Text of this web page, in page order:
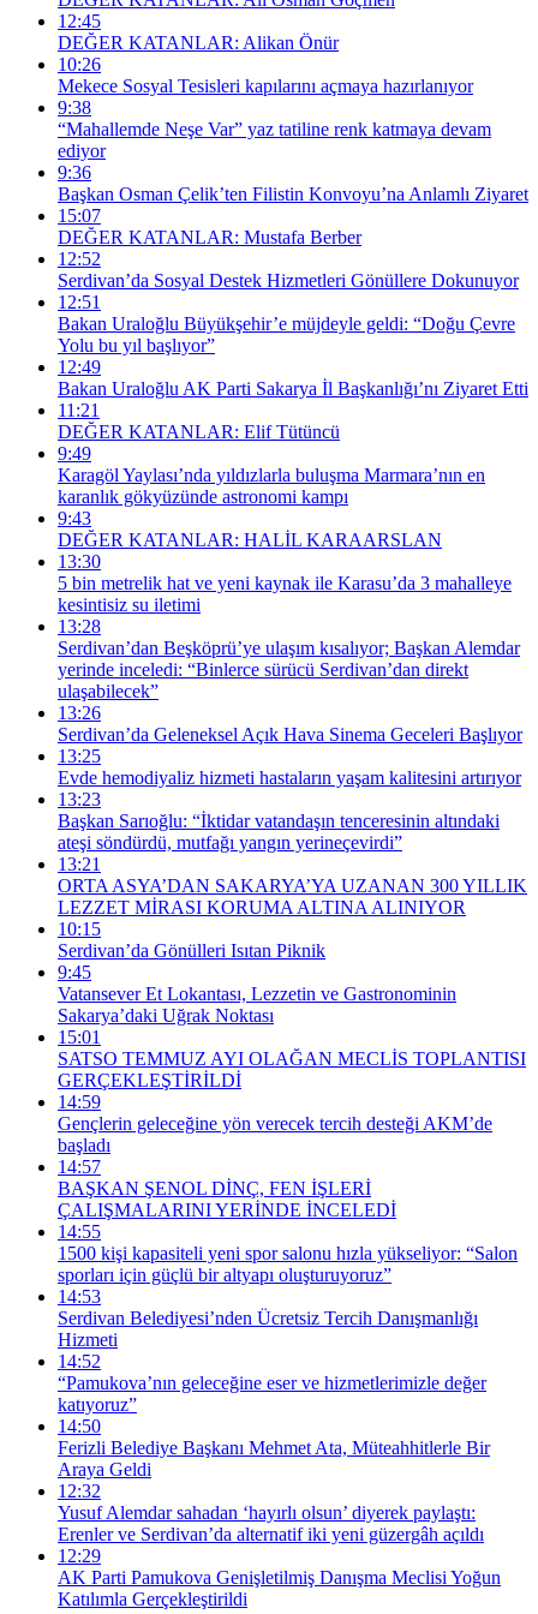
12:45
DEĞER KATANLAR: Alikan Önür
10:26
Mekece Sosyal Tesisleri kapılarını açmaya hazırlanıyor
9:38
“Mahallemde Neşe Var” yaz tatiline renk katmaya devam
ediyor
9:36
Başkan Osman Çelik’ten Filistin Konvoyu’na Anlamlı Ziyaret
15:07
DEĞER KATANLAR: Mustafa Berber
12:52
Serdivan’da Sosyal Destek Hizmetleri Gönüllere Dokunuyor
12:51
Bakan Uraloğlu Büyükşehir’e müjdeyle geldi: “Doğu Çevre
Yolu bu yıl başlıyor”
12:49
Bakan Uraloğlu AK Parti Sakarya İl Başkanlığı’nı Ziyaret Etti
11:21
DEĞER KATANLAR: Elif Tütüncü
9:49
Karagöl Yaylası’nda yıldızlarla buluşma Marmara’nın en
karanlık gökyüzünde astronomi kampı
9:43
DEĞER KATANLAR: HALİL KARAARSLAN
13:30
5 bin metrelik hat ve yeni kaynak ile Karasu’da 3 mahalleye
kesintisiz su iletimi
13:28
Serdivan’dan Beşköprü’ye ulaşım kısalıyor; Başkan Alemdar
yerinde inceledi: “Binlerce sürücü Serdivan’dan direkt
ulaşabilecek”
13:26
Serdivan’da Geleneksel Açık Hava Sinema Geceleri Başlıyor
13:25
Evde hemodiyaliz hizmeti hastaların yaşam kalitesini artırıyor
13:23
Başkan Sarıoğlu: “İktidar vatandaşın tenceresinin altındaki
ateşi söndürdü, mutfağı yangın yerineçevirdi”
13:21
ORTA ASYA’DAN SAKARYA’YA UZANAN 300 YILLIK
LEZZET MİRASI KORUMA ALTINA ALINIYOR
10:15
Serdivan’da Gönülleri Isıtan Piknik
9:45
Vatansever Et Lokantası, Lezzetin ve Gastronominin
Sakarya’daki Uğrak Noktası
15:01
SATSO TEMMUZ AYI OLAĞAN MECLİS TOPLANTISI
GERÇEKLEŞTİRİLDİ
14:59
Gençlerin geleceğine yön verecek tercih desteği AKM’de
başladı
14:57
BAŞKAN ŞENOL DİNÇ, FEN İŞLERİ
ÇALIŞMALARINI YERİNDE İNCELEDİ
14:55
1500 kişi kapasiteli yeni spor salonu hızla yükseliyor: “Salon
sporları için güçlü bir altyapı oluşturuyoruz”
14:53
Serdivan Belediyesi’nden Ücretsiz Tercih Danışmanlığı
Hizmeti
14:52
“Pamukova’nın geleceğine eser ve hizmetlerimizle değer
katıyoruz”
14:50
Ferizli Belediye Başkanı Mehmet Ata, Müteahhitlerle Bir
Araya Geldi
12:32
Yusuf Alemdar sahadan ‘hayırlı olsun’ diyerek paylaştı:
Erenler ve Serdivan’da alternatif iki yeni güzergâh açıldı
12:29
AK Parti Pamukova Genişletilmiş Danışma Meclisi Yoğun
Katılımla Gerçekleştirildi